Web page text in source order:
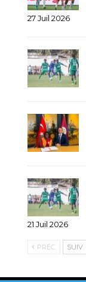
27 Juil 2026
21 Juil 2026
PRÉC. SUIV.